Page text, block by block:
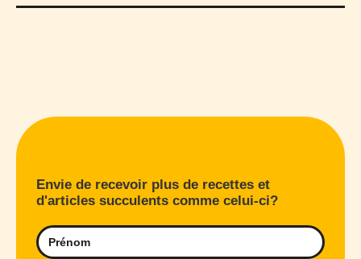
Envie de recevoir plus de recettes et
d'articles succulents comme celui-ci?